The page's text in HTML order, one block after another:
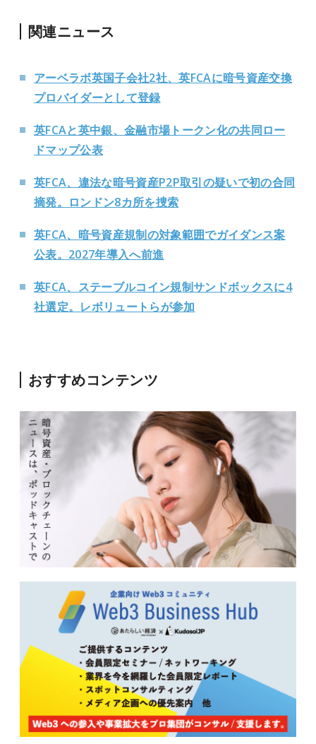
関連ニュース
アーベラボ英国子会社2社、英FCAに暗号資産交換
プロバイダーとして登録
英FCAと英中銀、金融市場トークン化の共同ロー
ドマップ公表
英FCA、違法な暗号資産P2P取引の疑いで初の合同
摘発。ロンドン8カ所を捜索
英FCA、暗号資産規制の対象範囲でガイダンス案
公表。2027年導入へ前進
英FCA、ステーブルコイン規制サンドボックスに4
社選定。レボリュートらが参加
おすすめコンテンツ